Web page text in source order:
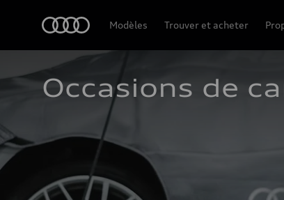
Modèles Trouver et acheter
Occasions de